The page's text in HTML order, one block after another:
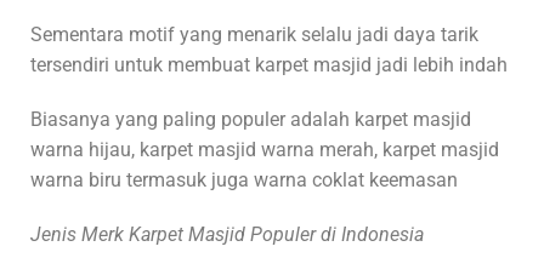
Sementara motif yang menarik selalu jadi daya tarik
tersendiri untuk membuat karpet masjid jadi lebih indah
Biasanya yang paling populer adalah karpet masjid
warna hijau, karpet masjid warna merah, karpet masjid
warna biru termasuk juga warna coklat keemasan
Jenis Merk Karpet Masjid Populer di Indonesia